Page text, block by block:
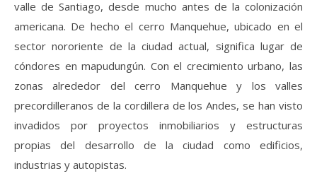
valle de Santiago, desde mucho antes de la colonización
americana. De hecho el cerro Manquehue, ubicado en el
sector nororiente de la ciudad actual, significa lugar de
cóndores en mapudungún. Con el crecimiento urbano, las
zonas alrededor del cerro Manquehue y los valles
precordilleranos de la cordillera de los Andes, se han visto
invadidos por proyectos inmobiliarios y estructuras
propias del desarrollo de la ciudad como edificios,
industrias y autopistas.